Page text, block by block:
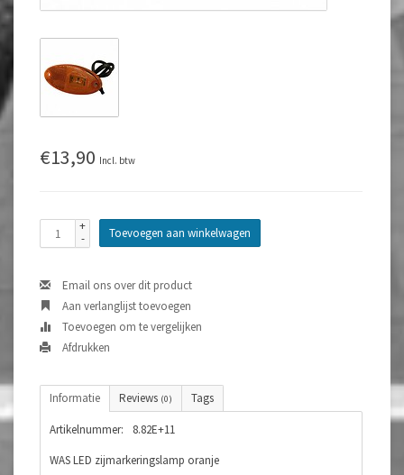
€13,90 Incl. btw
+
-
Toevoegen aan winkelwagen
Email ons over dit product
Aan verlanglijst toevoegen
Toevoegen om te vergelijken
Afdrukken
Informatie Reviews (0) Tags
Artikelnummer:
8.82E+11
WAS LED zijmarkeringslamp oranje